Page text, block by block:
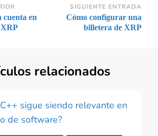
cuenta en
XRP
SIGUIENTE ENTRADA
Cómo configurar una
billetera de XRP
relacionados